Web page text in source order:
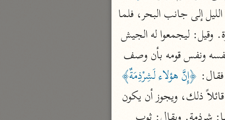
نحو مجلد
تيسير الكريم الرحمن
السعدي (١٣٧٦ هـ)
نحو ٤ مجلدات
أيسر التفاسير
أبو بكر الجزائري (١٤٣٩ هـ)
نحو ٣ مجلدات
سمع فرعون ذلك أرسل في المدائن حاشرين يحشرون الناس، يعني الشُّرط ليجمعوا السحرة. وقيل: ليجمعوا له الجيش
﴿إِنَّ هؤلاء لَشِرْذِمَةٌ﴾